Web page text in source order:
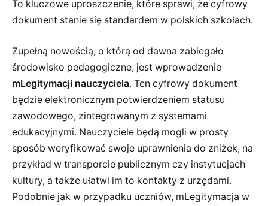
To kluczowe uproszczenie, które sprawi, że cyfrowy
dokument stanie się standardem w polskich szkołach.
Zupełną nowością, o którą od dawna zabiegało
środowisko pedagogiczne, jest wprowadzenie
mLegitymacji nauczyciela. Ten cyfrowy dokument
będzie elektronicznym potwierdzeniem statusu
zawodowego, zintegrowanym z systemami
edukacyjnymi. Nauczyciele będą mogli w prosty
sposób weryfikować swoje uprawnienia do zniżek, na
przykład w transporcie publicznym czy instytucjach
kultury, a także ułatwi im to kontakty z urzędami.
Podobnie jak w przypadku uczniów, mLegitymacja w